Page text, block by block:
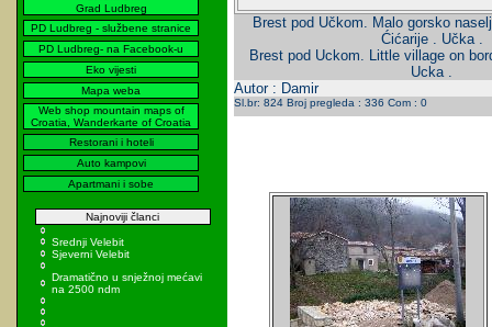
Grad Ludbreg
PD Ludbreg - službene stranice
PD Ludbreg- na Facebook-u
Eko vijesti
Mapa weba
Web shop mountain maps of
Croatia, Wanderkarte of Croatia
Restorani i hoteli
Auto kampovi
Apartmani i sobe
Najnoviji članci
Srednji Velebit
Sjeverni Velebit
Dramatično u snježnoj mećavi
na 2500 ndm
Brest pod Učkom. Malo gorsko
Ćićarije . Učka .
Brest pod Uckom. Little village on
Ucka .
Autor : Damir
Sl.br: 824 Broj pregleda : 336 Com : 0